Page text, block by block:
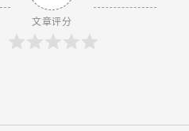
文章评分